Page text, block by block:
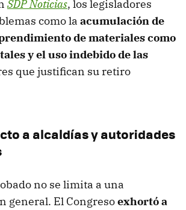
SDP Noticias, los legisladores
como la acumulación de
de materiales como
y el uso indebido de las
que justifican su retiro
a alcaldías y autoridades
no se limita a una
general. El Congresoexhortó a